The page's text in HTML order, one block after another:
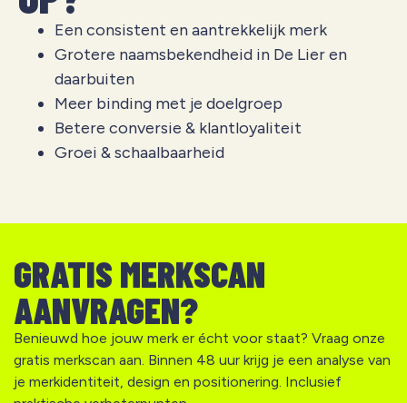
Een consistent en aantrekkelijk merk
Grotere naamsbekendheid in De Lier en
daarbuiten
Meer binding met je doelgroep
Betere conversie & klantloyaliteit
Groei & schaalbaarheid
GRATIS MERKSCAN
AANVRAGEN?
Benieuwd hoe jouw merk er écht voor staat? Vraag onze
gratis merkscan aan. Binnen 48 uur krijg je een analyse van
je merkidentiteit, design en positionering. Inclusief